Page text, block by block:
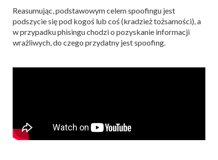
Reasumując, podstawowym celem spoofingu jest
podszycie się pod kogoś lub coś (kradzież tożsamości), a
w przypadku phisingu chodzi o pozyskanie informacji
wrażliwych, do czego przydatny jest spoofing.